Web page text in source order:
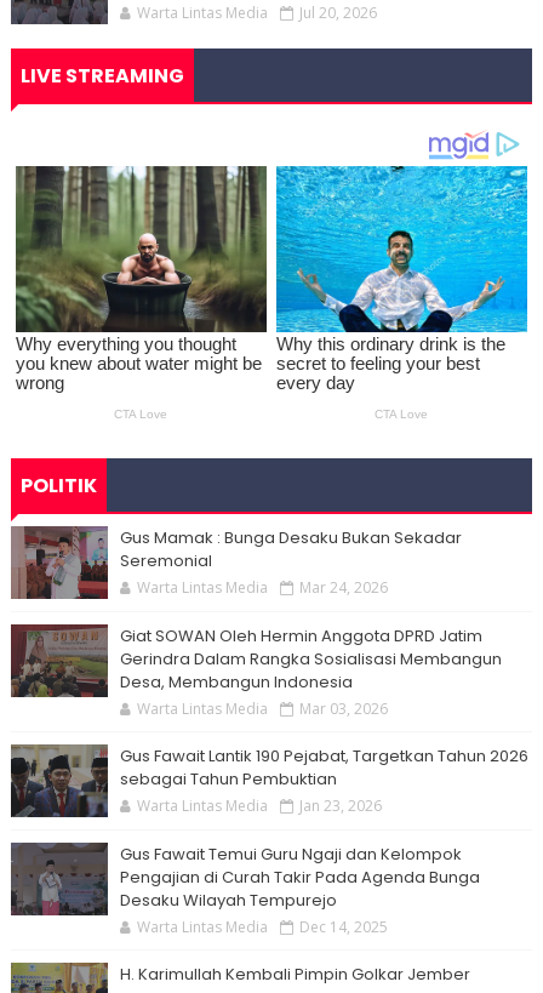
Warta Lintas Media Jul 20, 2026
LIVE STREAMING
POLITIK
Gus Mamak : Bunga Desaku Bukan Sekadar
Seremonial
Warta Lintas Media Mar 24, 2026
Giat SOWAN Oleh Hermin Anggota DPRD Jatim
Gerindra Dalam Rangka Sosialisasi Membangun
Desa, Membangun Indonesia
Warta Lintas Media Mar 03, 2026
Gus Fawait Lantik 190 Pejabat, Targetkan Tahun 2026
sebagai Tahun Pembuktian
Warta Lintas Media Jan 23, 2026
Gus Fawait Temui Guru Ngaji dan Kelompok
Pengajian di Curah Takir Pada Agenda Bunga
Desaku Wilayah Tempurejo
Warta Lintas Media Dec 14, 2025
H. Karimullah Kembali Pimpin Golkar Jember